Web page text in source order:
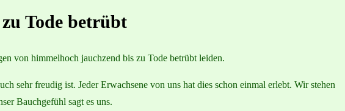
Tode betrübt
von himmelhoch jauchzend bis zu Tode betrübt leiden.
sehr freudig ist. Jeder Erwachsene von uns hat dies schon einmal erlebt. Wir stehen
Bauchgefühl sagt es uns.